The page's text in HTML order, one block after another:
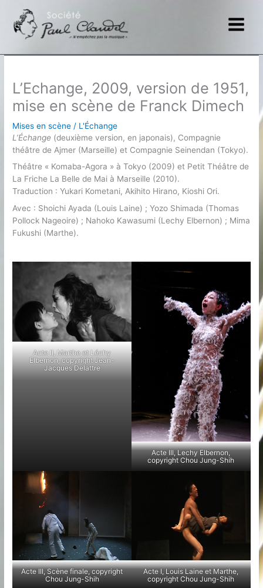
contenu
L’Echange, 2009, version de 1951,
mise en scène de Franck Dimech
Mises en scène / L'Échange
L’Échange (deuxième version, en japonais), Compagnie
théâtre de Ajmer (Marseille) et Compagnie Seinendan (Tokyo).
Théâtre « Komaba-Agora » à Tokyo (2009) et Petit Théâtre de
La Friche La Belle de Mai à Marseille (2010).
Traduction : Yukari Kometani, Akihito Hirano, Kioshi Ori.
Avec : Shoichi Ayada (Louis Laine) ; Yozo Shimada (Thomas
Pollock Nageoire) ; Nahoko Kawasumi (Lechy Elbernon) ; Mima
Fukushi (Marthe).
Acte II, Marthe et Léchy
Elbernon, copyright Jean-
Jacques Delattre
Acte III, Lechy Elbernon,
copyright Chou Jung-Shih
Acte III, Scène finale, copyright
Chou Jung-Shih
Acte I, Louis Laine et Marthe,
copyright Chou Jung-Shih